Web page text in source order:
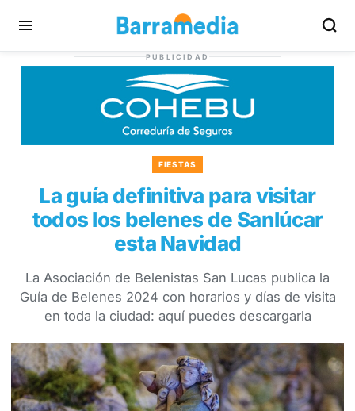
PUBLICIDAD
FIESTAS
La guía definitiva para visitar
todos los belenes de Sanlúcar
esta Navidad
La Asociación de Belenistas San Lucas publica la
Guía de Belenes 2024 con horarios y días de visita
en toda la ciudad: aquí puedes descargarla